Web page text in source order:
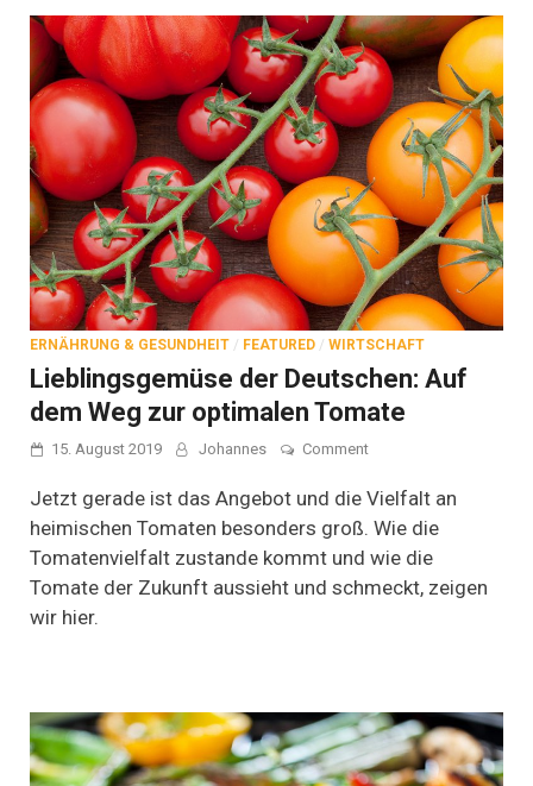
ERNÄHRUNG & GESUNDHEIT / FEATURED / WIRTSCHAFT
Lieblingsgemüse der Deutschen: Auf
dem Weg zur optimalen Tomate
15. August 2019 Johannes Commenton
der
Auf
dem
zur
Jetzt gerade ist das Angebot und die Vielfalt an
heimischen Tomaten besonders groß. Wie die
Tomatenvielfalt zustande kommt und wie die
Tomate der Zukunft aussieht und schmeckt, zeigen
wir hier.